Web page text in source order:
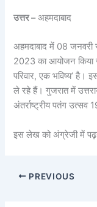
उत्तर –अहमदाबाद
अहमदाबाद में 08 जनवरी
2023 का आयोजन किया
परिवार, एक भविष्य’ है।
ले रहे हैं। गुजरात में
अंतर्राष्ट्रीय पतंग उत्सव
इस लेख को अंग्रेजी में
PREVIOUS